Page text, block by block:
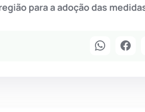
para a adoção das